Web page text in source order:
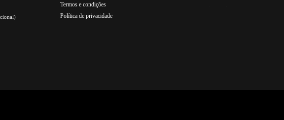
Termos e condições
Política de privacidade